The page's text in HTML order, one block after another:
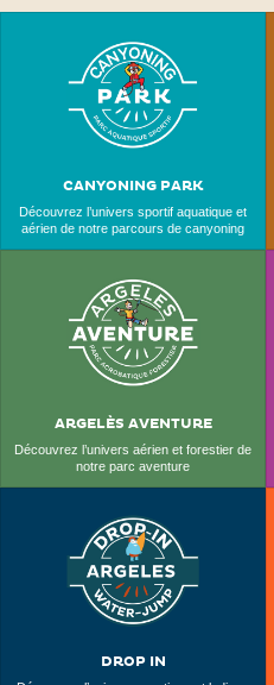
CANYONING PARK
Découvrez l’univers sportif aquatique et
aérien de notre parcours de canyoning
ARGELÈS AVENTURE
Découvrez l’univers aérien et forestier de
notre parc aventure
DROP IN